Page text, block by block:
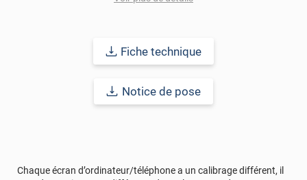
revêtement peut être installé dans un lieu ouvert public.
écaillage, délamination et jaunissement)
véritable, nous vous conseillons de faire une demande
d'échantillons gratuite.
Fiche technique
Notice de pose
Chaque écran d’ordinateur/téléphone a un calibrage différent, il